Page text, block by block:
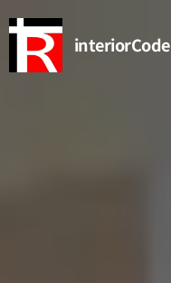
interiorCode